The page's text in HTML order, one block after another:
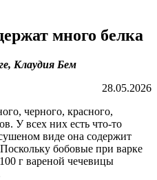
много белка
Клаудия Бем
28.05.2026
черного, красного,
У всех них есть что-то
виде она содержит
бобовые при варке
г вареной чечевицы